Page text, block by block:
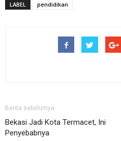
LABEL pendidikan
Berita sebelumya
Bekasi Jadi Kota Termacet, Ini
Penyebabnya